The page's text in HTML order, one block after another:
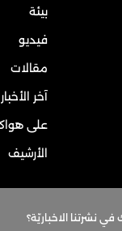
بيئة
فيديو
مقالات
آخر الأخبار
على
الأرشيف
في نشرتنا الاخباريّة؟